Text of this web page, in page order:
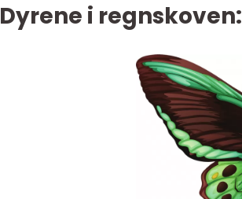
Dyrene i regnskoven: